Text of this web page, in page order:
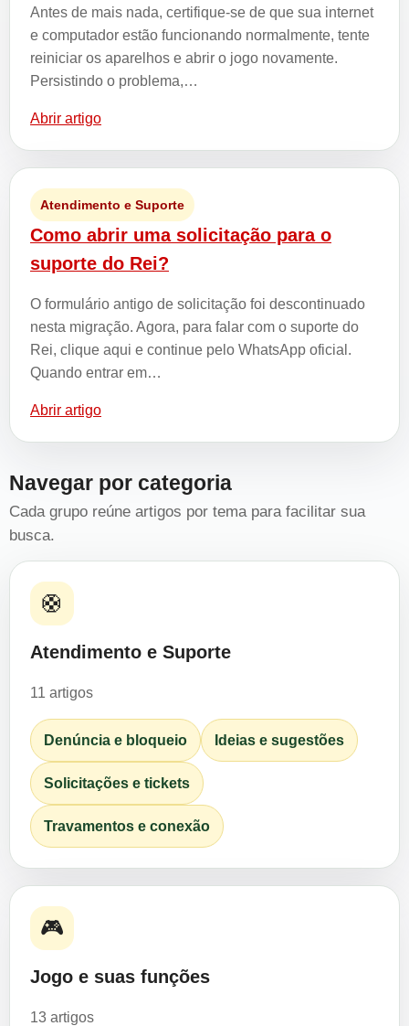
Antes de mais nada, certifique-se de que sua internet
e computador estão funcionando normalmente, tente
reiniciar os aparelhos e abrir o jogo novamente.
Persistindo o problema,…
Abrir artigo
Atendimento e Suporte
Como abrir uma solicitação para o
suporte do Rei?
O formulário antigo de solicitação foi descontinuado
nesta migração. Agora, para falar com o suporte do
Rei, clique aqui e continue pelo WhatsApp oficial.
Quando entrar em…
Abrir artigo
Navegar por categoria
Cada grupo reúne artigos por tema para facilitar sua
busca.
🛟
Atendimento e Suporte
11 artigos
Denúncia e bloqueio Ideias e sugestões
Solicitações e tickets
Travamentos e conexão
🎮
Jogo e suas funções
13 artigos